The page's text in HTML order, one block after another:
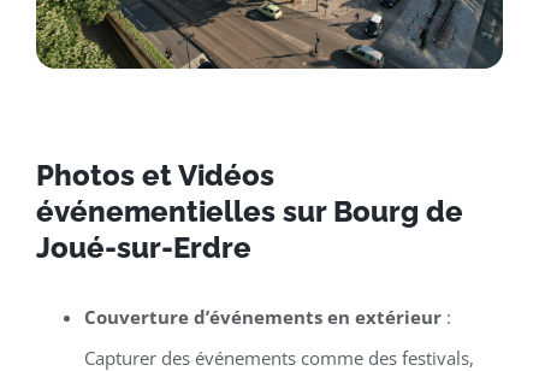
Photos et Vidéos
événementielles sur Bourg de
Joué-sur-Erdre
Couverture d’événements en extérieur:
Capturer des événements comme des festivals,